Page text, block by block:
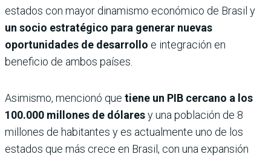
estados con mayor dinamismo económico de Brasil y
un socio estratégico para generar nuevas
oportunidades de desarrollo e integración en
beneficio de ambos países.
Asimismo, mencionó que tiene un PIB cercano a los
100.000 millones de dólaresy una población de 8
millones de habitantes y es actualmente uno de los
estados que más crece en Brasil, con una expansión